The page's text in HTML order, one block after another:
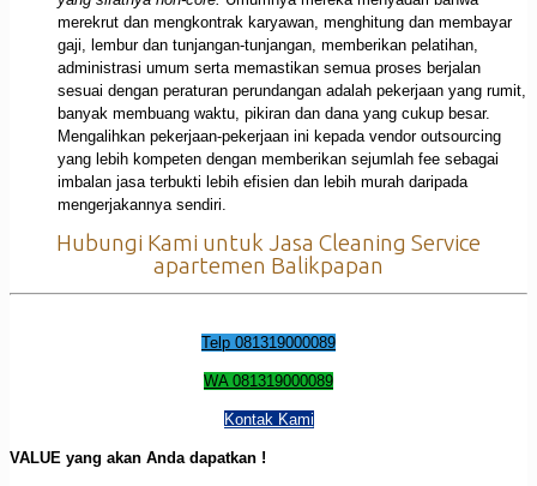
merekrut dan mengkontrak karyawan, menghitung dan membayar
gaji, lembur dan tunjangan-tunjangan, memberikan pelatihan,
administrasi umum serta memastikan semua proses berjalan
sesuai dengan peraturan perundangan adalah pekerjaan yang rumit,
banyak membuang waktu, pikiran dan dana yang cukup besar.
Mengalihkan pekerjaan-pekerjaan ini kepada vendor outsourcing
yang lebih kompeten dengan memberikan sejumlah fee sebagai
imbalan jasa terbukti lebih efisien dan lebih murah daripada
mengerjakannya sendiri.
Hubungi Kami untuk Jasa Cleaning Service
apartemen Balikpapan
Telp 081319000089
WA 081319000089
Kontak Kami
VALUE yang akan Anda dapatkan !